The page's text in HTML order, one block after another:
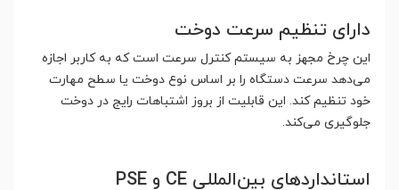
دارای تنظیم سرعت دوخت
این چرخ مجهز به سیستم کنترل سرعت است که به کاربر اجازه
می‌دهد سرعت دستگاه را بر اساس نوع دوخت یا سطح مهارت
خود تنظیم کند. این قابلیت از بروز اشتباهات رایج در دوخت
جلوگیری می‌کند.
استانداردهای بین‌المللی CE و PSE